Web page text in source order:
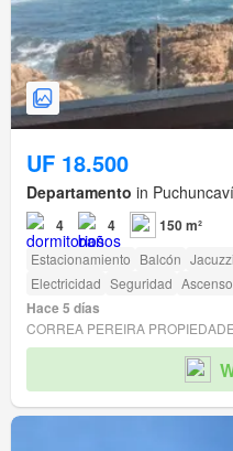
UF 18.500
Departamento in
4 4 150 m²
Estacionamiento Balcón Jacuzzi
Electricidad Seguridad
Hace 5 días
CORREA PEREIRA